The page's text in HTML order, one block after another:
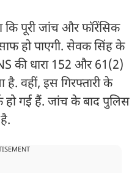
कि पूरी जांच और फॉरेंसिक
साफ हो पाएगी. सेवक सिंह के
की धारा 152 और 61(2)
है. वहीं, इस गिरफ्तारी के
हो गई हैं. जांच के बाद पुलिस